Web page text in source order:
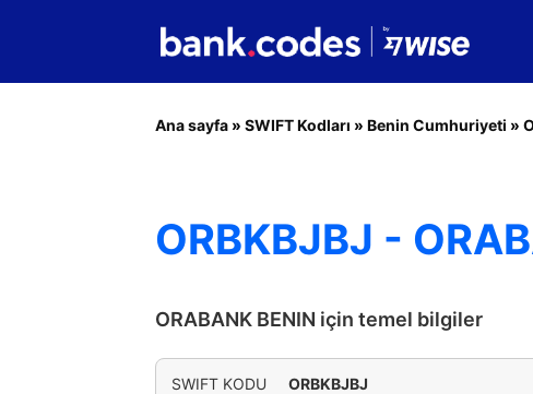
Ana sayfa » SWIFT Kodları » Benin Cumhuriyeti »
ORBKBJBJ -
ORABANK BENIN için temel bilgiler
SWIFT KODU ORBKBJBJ